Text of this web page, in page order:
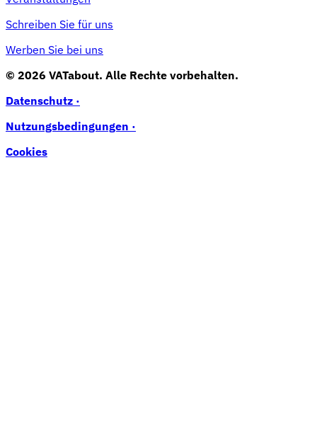
Schreiben Sie für uns
Werben Sie bei uns
© 2026 VATabout. Alle Rechte vorbehalten.
Datenschutz ·
Nutzungsbedingungen ·
Cookies